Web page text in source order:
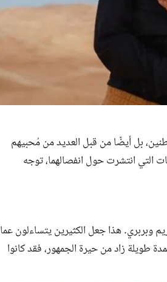
بل أيضًا من قبل العديد من مُحبيهم
التي انتشرت حول انفصالهما، توجه
وبربري. هذا جعل الكثيرين يتساءلون عما
طويلة زاد من حيرة الجمهور، فقد كانوا